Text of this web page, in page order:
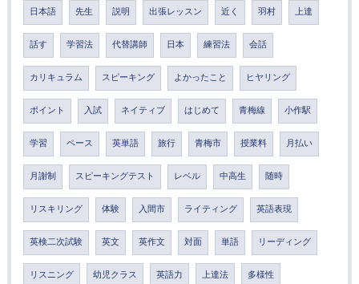
日本語 先生 説明 出張レッスン 近く 羽村 上達
話す 学習法 代替講師 日本 練習法 会話
カリキュラム スピーキング よかったこと ヒヤリング
ポイント 入試 ネイティブ はじめて 青梅線 小作駅
学習 ペース 英単語 旅行 青梅市 授業料 月払い
月謝制 スピーキングテスト レベル 中高生 随時
リスキリング 体験 入間市 ライティング 英語表現
英検二次試験 英文 英作文 対面 単語 リーディング
リスニング 幼児クラス 英語力 上達法 多様性